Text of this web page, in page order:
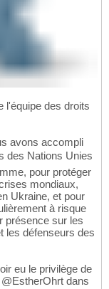
l'équipe des droits
avons accompli
des Nations Unies
pour protéger
mondiaux,
Ukraine, et pour
à risque
présence sur les
les défenseurs des
eu le privilège de
dans